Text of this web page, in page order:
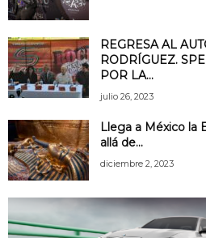
REGRESA AL
RODRÍGUEZ.
POR LA...
julio 26, 2023
Llega a México la
allá de...
diciembre 2, 2023